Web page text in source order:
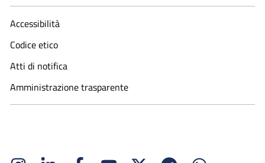
Accessibilità
Codice etico
Atti di notifica
Amministrazione trasparente